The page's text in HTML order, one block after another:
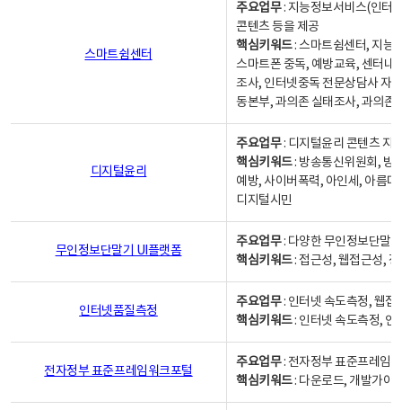
스마트쉼센터
주요업무: 지능정보서비스(인터
콘텐츠 등을 제공
핵심키워드: 스마트쉼센터, 지능
스마트폰 중독, 예방교육, 센터내
조사, 인터넷중독 전문상담사 자
동본부, 과의존 실태조사, 과의존
디지털윤리
주요업무: 디지털윤리 콘텐츠 지
핵심키워드: 방송통신위원회, 방
예방, 사이버폭력, 아인세, 아름
디지털시민
무인정보단말기 UI플랫폼
주요업무: 다양한 무인정보단말
핵심키워드: 접근성, 웹접근성,
인터넷품질측정
주요업무: 인터넷 속도측정, 웹접
핵심키워드: 인터넷 속도측정, 인
전자정부 표준프레임워크포털
주요업무: 전자정부 표준프레임
핵심키워드: 다운로드, 개발가이